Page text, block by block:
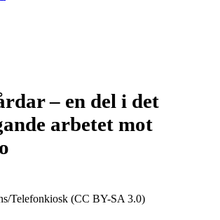
– en del i det
arbetet mot
Telefonkiosk (CC BY-SA 3.0)